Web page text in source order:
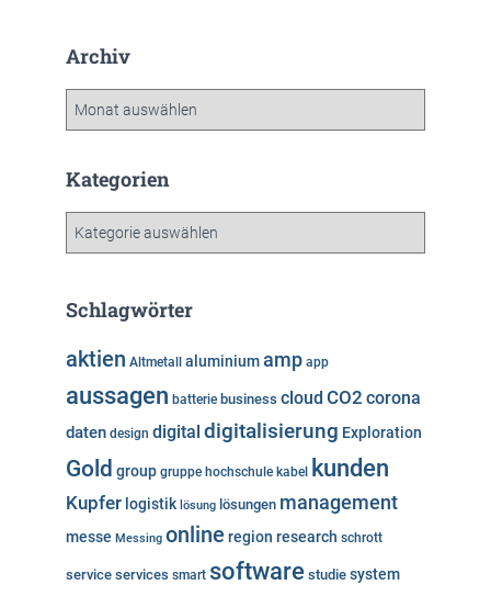
Archiv
h
Kategorien
g
r
i
n
Schlagwörter
aktien Altmetall aluminiumamp app
aussagen batterie business cloud CO2 corona
daten design digital digitalisierung Exploration
Gold group gruppe hochschule kabel kunden
Kupfer logistik lösung lösungen management
messe Messing online region research schrott
service services smart software studie system